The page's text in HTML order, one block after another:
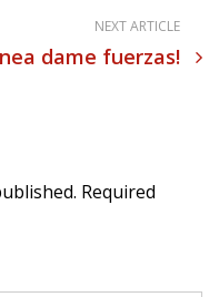
NEXT ARTICLE
dame fuerzas!
Required